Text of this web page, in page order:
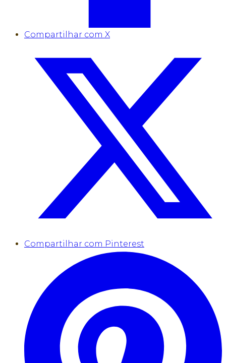
Compartilhar com X
Compartilhar com Pinterest